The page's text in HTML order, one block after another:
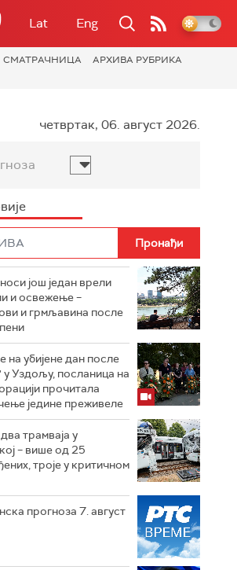
Lat Eng
СМАТРАЧНИЦА
АРХИВА РУБРИКА
четвртак, 06. август 2026.
још један врели
и освежење –
и грмљавина после
на убијене дан после
у Уздољу, посланица на
прочитала
једине преживеле
трамваја у
– више од 25
троје у критичном
прогноза 7. август